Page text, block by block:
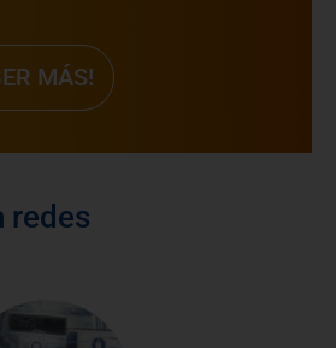
MÁS!
redes